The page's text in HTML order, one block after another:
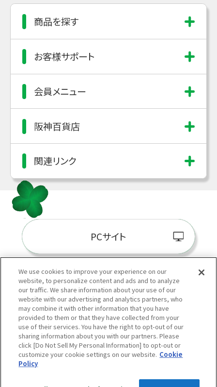
商品を探す
お客様サポート
会員メニュー
阪神百貨店
関連リンク
PCサイト
阪神百貨店E-
当サイトの表示価格は個別に税込・税抜等の記載がない場合は「税込価格」です。
We use cookies to improve your experience on our
website, to personalize content and ads and to analyze
our traffic. We share information about your use of our
website with our advertising and analytics partners, who
may combine it with other information that you have
provided to them or that they have collected from your
use of their services. You have the right to opt-out of our
sharing information about you with our partners. Please
click [Do Not Sell My Personal Information] to opt-out or
customize your cookie settings on our website. Cookie
Policy